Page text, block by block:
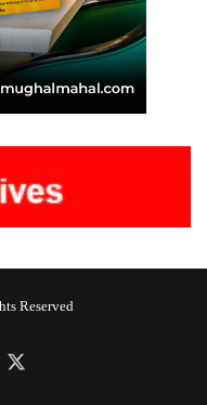
Reserved